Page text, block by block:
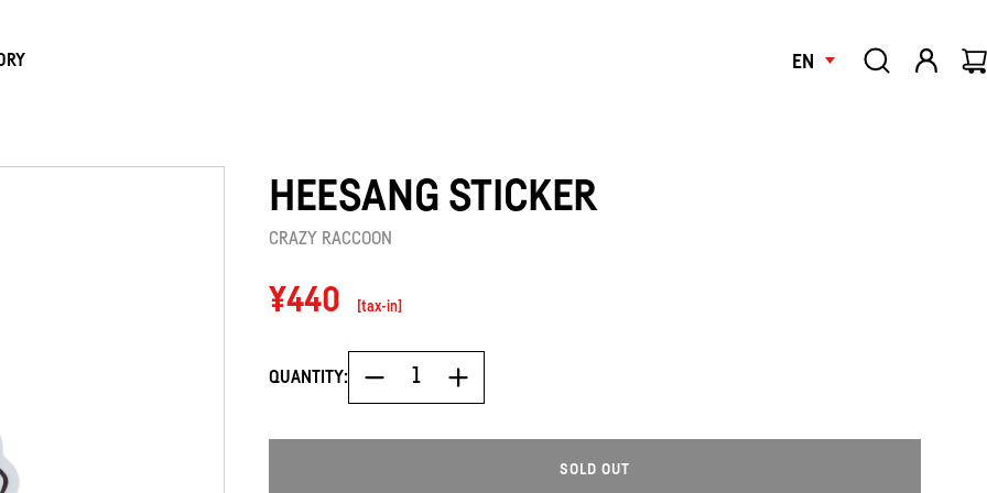
EN
HEESANG STICKER
CRAZY RACCOON
Regular
¥440 [tax-in]
QUANTITY:
SOLD OUT